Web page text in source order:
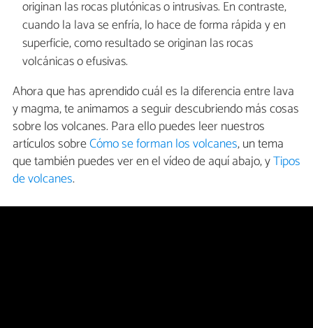
originan las rocas plutónicas o intrusivas. En contraste,
cuando la lava se enfría, lo hace de forma rápida y en
superficie, como resultado se originan las rocas
volcánicas o efusivas.
Ahora que has aprendido cuál es la diferencia entre lava
y magma, te animamos a seguir descubriendo más cosas
sobre los volcanes. Para ello puedes leer nuestros
artículos sobreCómo se forman los volcanes, un tema
que también puedes ver en el vídeo de aquí abajo, yTipos
de volcanes.